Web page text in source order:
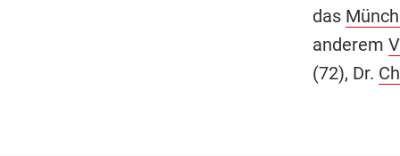
das
anderem
(72), Dr.